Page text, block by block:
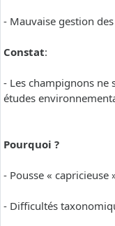
- Mauvaise gestion
Constat:
- Les champignons ne
études
Pourquoi ?
- Pousse « capricieuse
- Difficultés